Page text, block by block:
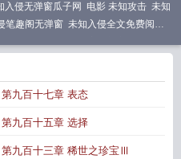
入侵无弹窗瓜子网 电影 未知攻击 未知
笔趣阁无弹窗 未知入侵全文免费阅
知的领域用什么词未知入侵笔趣阁手机
新章节 未知入侵 无防盗
知世界发现未知未知入侵无防盗无
第九百十七章 表态
第九百十五章 选择
第九百十三章 稀世之珍宝Ⅲ